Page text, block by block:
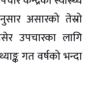
असारको तेस्रो
उपचारका लागि
गत वर्षको भन्दा